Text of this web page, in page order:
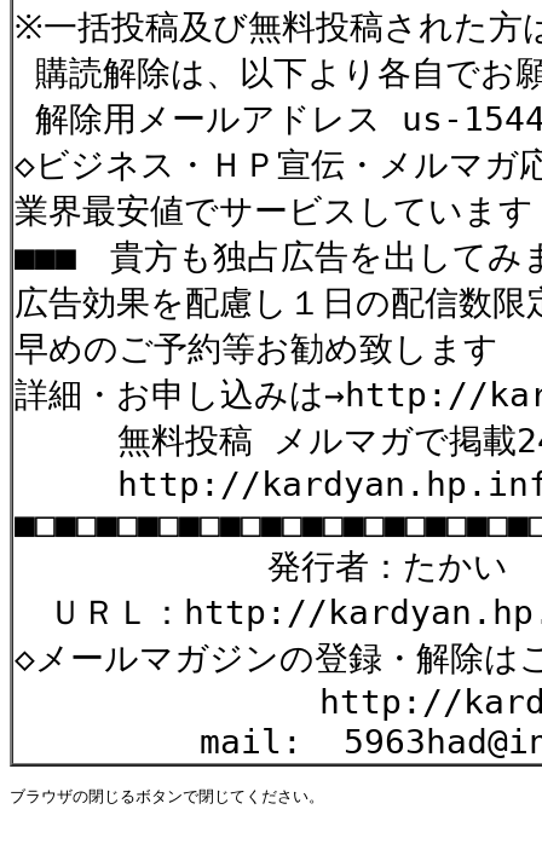
※一括投稿及び無料投稿された方
購読解除は、以下より各自でお
解除用メールアドレス us-
◇ビジネス・ＨＰ宣伝・メルマ
業界最安値でサービスしています
■■■ 貴方も独占広告を出して
広告効果を配慮し１日の配信数限
早めのご予約等お勧め致します
詳細・お申し込みは
無料投稿 メルマガで掲載
http://
発行者：たか
ＵＲＬ：http://
◇メールマガジンの登録・解除
http://
mail:
ブラウザの閉じるボタンで閉じてください。